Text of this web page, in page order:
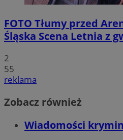
FOTO Tłumy przed
Śląska Scena Letnia z
2
55
reklama
Zobacz również
Wiadomości